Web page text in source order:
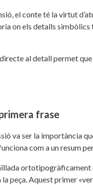
el conte té la virtut
on els detalls
al detall permet
frase
va ser la importància
com a un resum
ortotipogràficament
peça. Aquest primer